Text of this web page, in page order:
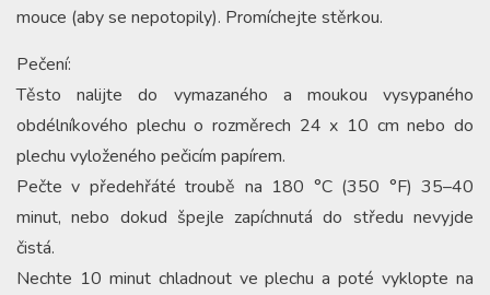
mouce (aby se nepotopily). Promíchejte stěrkou.
Pečení:
Těsto nalijte do vymazaného a moukou vysypaného
obdélníkového plechu o rozměrech 24 x 10 cm nebo do
plechu vyloženého pečicím papírem.
Pečte v předehřáté troubě na 180 °C (350 °F) 35–40
minut, nebo dokud špejle zapíchnutá do středu nevyjde
čistá.
Nechte 10 minut chladnout ve plechu a poté vyklopte na